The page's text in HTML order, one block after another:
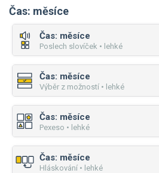
Čas: měsíce
Čas: měsíce
Poslech slovíček • lehké
Čas: měsíce
Výběr z možností • lehké
Čas: měsíce
Pexeso • lehké
Čas: měsíce
Hláskování • lehké